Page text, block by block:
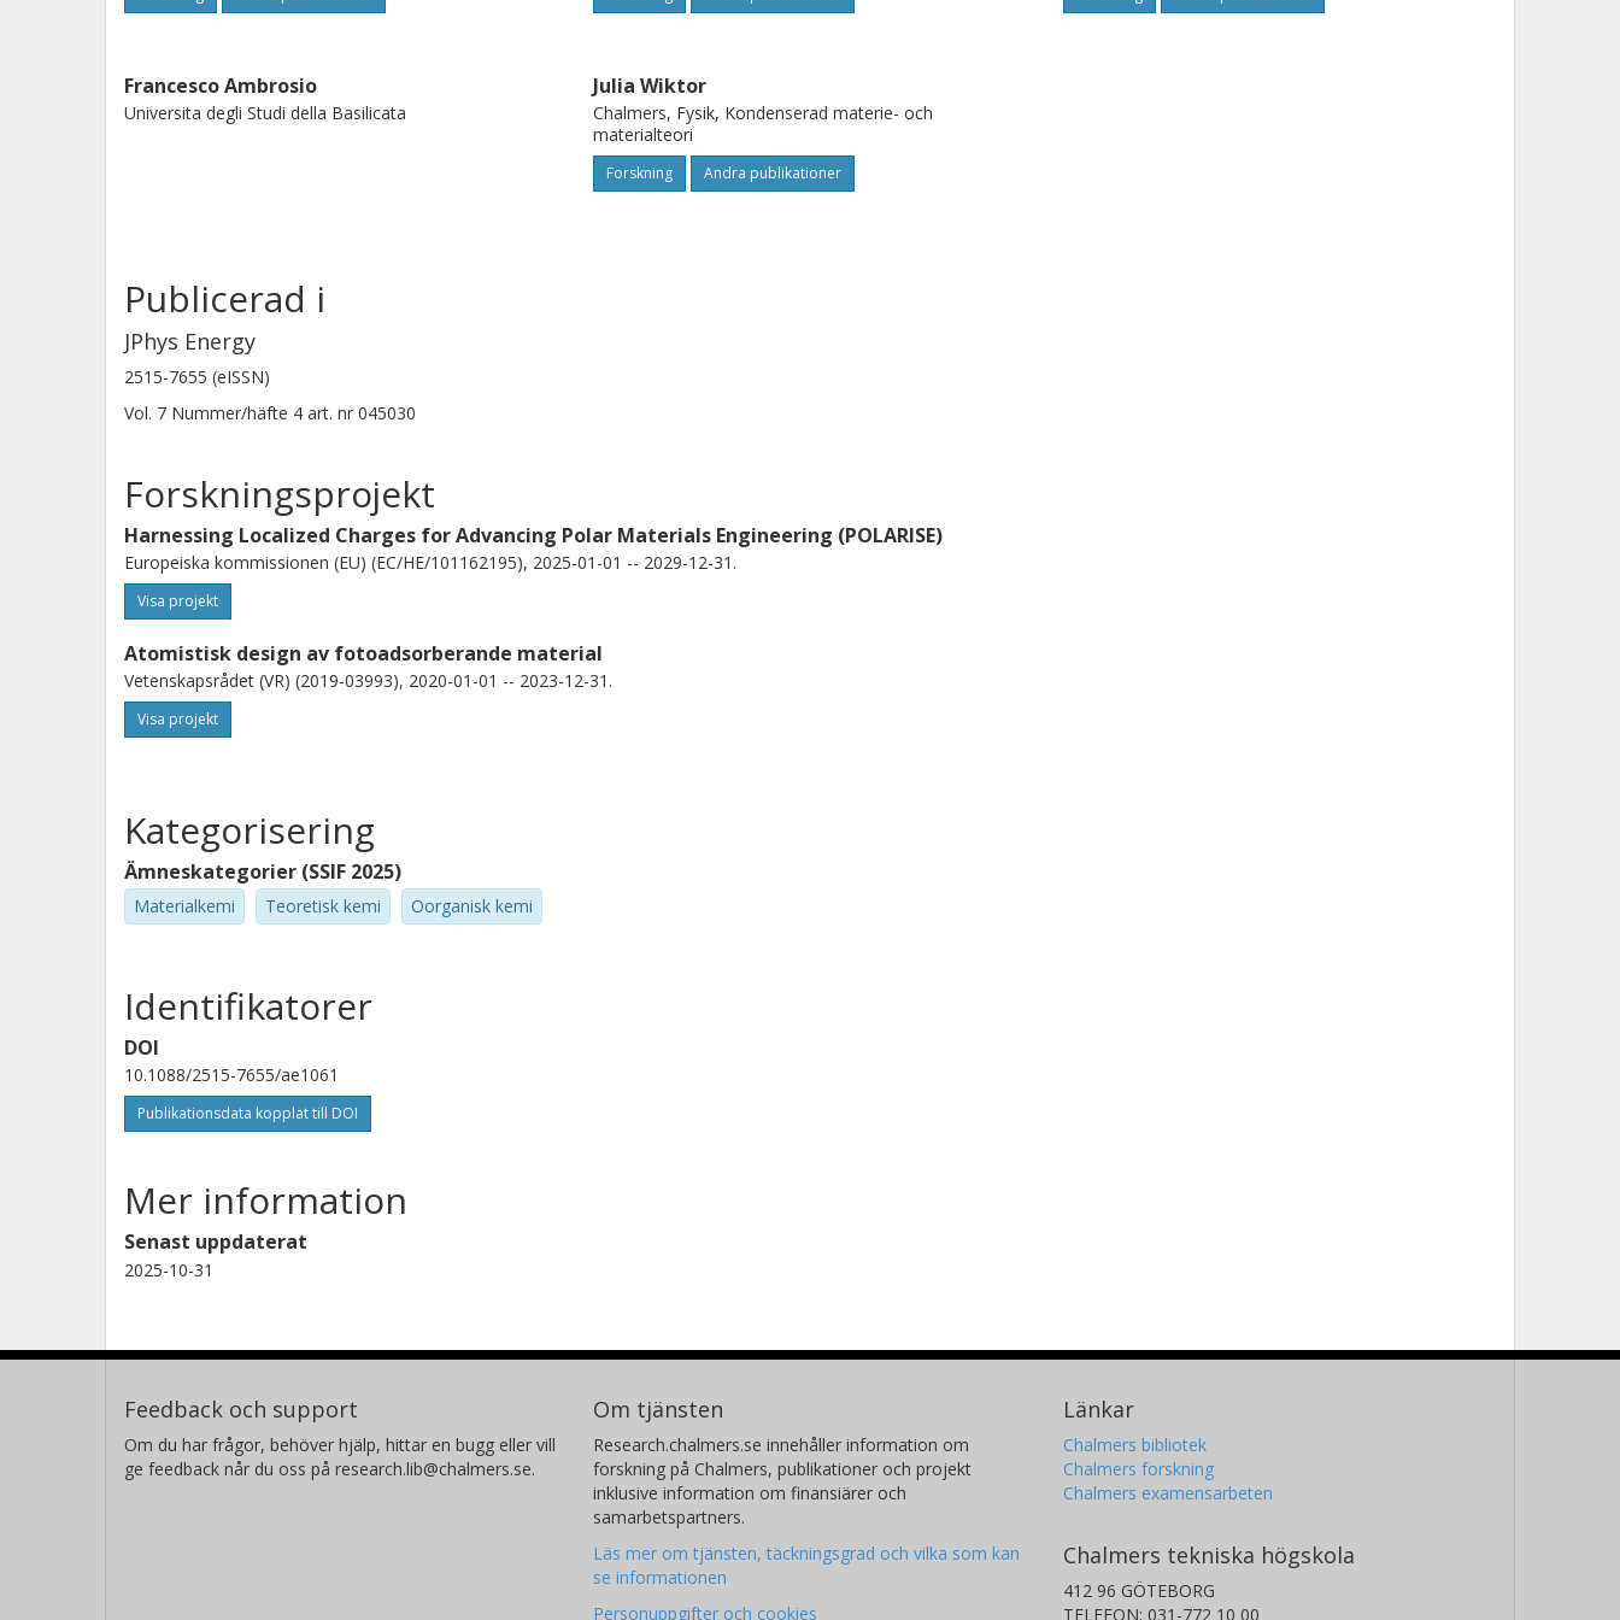
Francesco Ambrosio
Universita degli Studi della Basilicata
Julia Wiktor
Chalmers, Fysik, Kondenserad materie- och
materialteori
Forskning Andra publikationer
Publicerad i
JPhys Energy
2515-7655 (eISSN)
Vol. 7 Nummer/häfte 4 art. nr 045030
Forskningsprojekt
Harnessing Localized Charges for Advancing Polar Materials Engineering (POLARISE)
Europeiska kommissionen (EU) (EC/HE/101162195), 2025-01-01 -- 2029-12-31.
Visa projekt
Atomistisk design av fotoadsorberande material
Vetenskapsrådet (VR) (2019-03993), 2020-01-01 -- 2023-12-31.
Visa projekt
Kategorisering
Ämneskategorier (SSIF 2025)
Materialkemi Teoretisk kemi Oorganisk kemi
Identifikatorer
DOI
10.1088/2515-7655/ae1061
Publikationsdata kopplat till DOI
Mer information
Senast uppdaterat
2025-10-31
Feedback och support
Om du har frågor, behöver hjälp, hittar en bugg eller vill
ge feedback når du oss på research.lib@chalmers.se.
Om tjänsten
Research.chalmers.se innehåller information om
forskning på Chalmers, publikationer och projekt
inklusive information om finansiärer och
samarbetspartners.
Läs mer om tjänsten, täckningsgrad och vilka som kan
se informationen
Personuppgifter och cookies
Länkar
Chalmers bibliotek
Chalmers forskning
Chalmers examensarbeten
Chalmers tekniska högskola
412 96 GÖTEBORG
TELEFON: 031-772 10 00